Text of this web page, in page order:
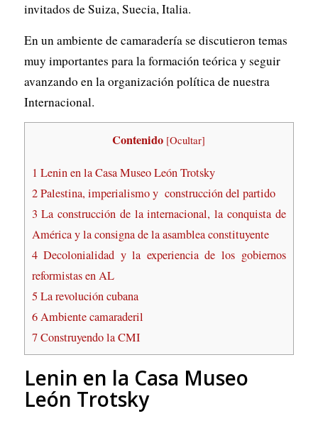
invitados de Suiza, Suecia, Italia.
En un ambiente de camaradería se discutieron temas
muy importantes para la formación teórica y seguir
avanzando en la organización política de nuestra
Internacional.
Contenido [Ocultar]
1 Lenin en la Casa Museo León Trotsky
2Palestina, imperialismo y construcción del partido
3 La construcción de la internacional, la conquista de
América y la consigna de la asamblea constituyente
4Decolonialidad y la experiencia de los gobiernos
reformistas en AL
5 La revolución cubana
6Ambiente camaraderil
7Construyendo la CMI
Lenin en la Casa Museo
León Trotsky